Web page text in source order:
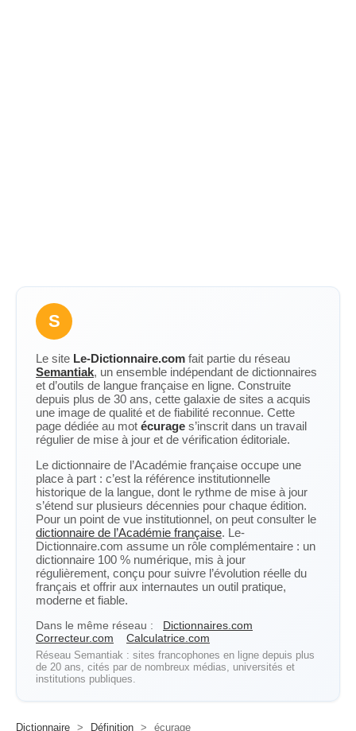
S
Le site Le-Dictionnaire.com fait partie du réseau
Semantiak, un ensemble indépendant de dictionnaires
et d’outils de langue française en ligne. Construite
depuis plus de 30 ans, cette galaxie de sites a acquis
une image de qualité et de fiabilité reconnue. Cette
page dédiée au mot écurage s’inscrit dans un travail
régulier de mise à jour et de vérification éditoriale.
Le dictionnaire de l’Académie française occupe une
place à part : c’est la référence institutionnelle
historique de la langue, dont le rythme de mise à jour
s’étend sur plusieurs décennies pour chaque édition.
Pour un point de vue institutionnel, on peut consulter le
dictionnaire de l’Académie française. Le-
Dictionnaire.com assume un rôle complémentaire : un
dictionnaire 100 % numérique, mis à jour
régulièrement, conçu pour suivre l’évolution réelle du
français et offrir aux internautes un outil pratique,
moderne et fiable.
Dans le même réseau :
Dictionnaires.com
Correcteur.com
Calculatrice.com
Réseau Semantiak : sites francophones en ligne depuis plus
de 20 ans, cités par de nombreux médias, universités et
institutions publiques.
Dictionnaire > Définition > écurage